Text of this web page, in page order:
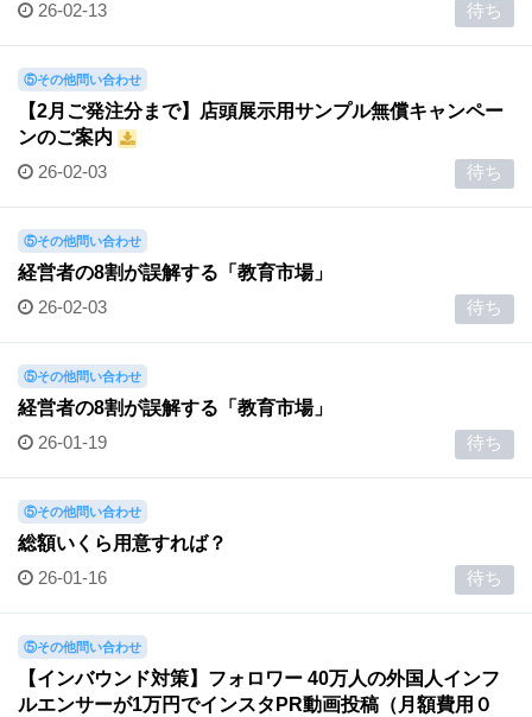
26-02-13 待ち
⑤その他問い合わせ
【2月ご発注分まで】店頭展示用サンプル無償キャンペー
ンのご案内
26-02-03 待ち
⑤その他問い合わせ
経営者の8割が誤解する「教育市場」
26-02-03 待ち
⑤その他問い合わせ
経営者の8割が誤解する「教育市場」
26-01-19 待ち
⑤その他問い合わせ
総額いくら用意すれば？
26-01-16 待ち
⑤その他問い合わせ
【インバウンド対策】フォロワー 40万人の外国人インフ
ルエンサーが1万円でインスタPR動画投稿（月額費用０